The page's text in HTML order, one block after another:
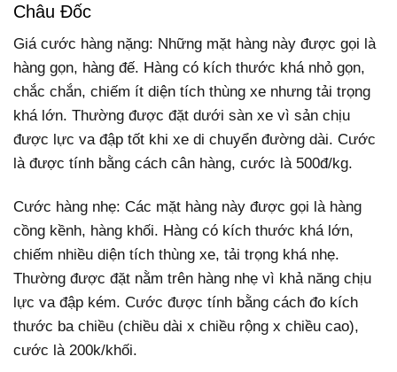
Châu Đốc
Giá cước hàng nặng: Những mặt hàng này được gọi là
hàng gọn, hàng đế. Hàng có kích thước khá nhỏ gọn,
chắc chắn, chiếm ít diện tích thùng xe nhưng tải trọng
khá lớn. Thường được đặt dưới sàn xe vì sản chịu
được lực va đập tốt khi xe di chuyển đường dài. Cước
là được tính bằng cách cân hàng, cước là 500đ/kg.
Cước hàng nhẹ: Các mặt hàng này được gọi là hàng
cồng kềnh, hàng khối. Hàng có kích thước khá lớn,
chiếm nhiều diện tích thùng xe, tải trọng khá nhẹ.
Thường được đặt nằm trên hàng nhẹ vì khả năng chịu
lực va đập kém. Cước được tính bằng cách đo kích
thước ba chiều (chiều dài x chiều rộng x chiều cao),
cước là 200k/khối.